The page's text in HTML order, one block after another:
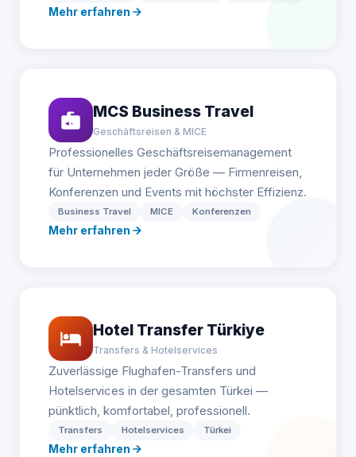
Mehr erfahren
MCS Business Travel
Geschäftsreisen & MICE
Professionelles Geschäftsreisemanagement
für Unternehmen jeder Größe — Firmenreisen,
Konferenzen und Events mit höchster Effizienz.
Business Travel MICE Konferenzen
Mehr erfahren
Hotel Transfer Türkiye
Transfers & Hotelservices
Zuverlässige Flughafen-Transfers und
Hotelservices in der gesamten Türkei —
pünktlich, komfortabel, professionell.
Transfers Hotelservices Türkei
Mehr erfahren